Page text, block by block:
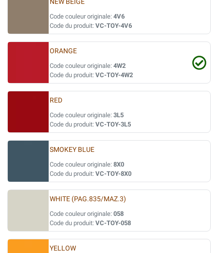
NEW BEIGE
Code couleur originale: 4V6
Code du produit: VC-TOY-4V6
ORANGE
Code couleur originale: 4W2
Code du produit: VC-TOY-4W2
RED
Code couleur originale: 3L5
Code du produit: VC-TOY-3L5
SMOKEY BLUE
Code couleur originale: 8X0
Code du produit: VC-TOY-8X0
WHITE (PAG.835/MAZ.3)
Code couleur originale: 058
Code du produit: VC-TOY-058
YELLOW